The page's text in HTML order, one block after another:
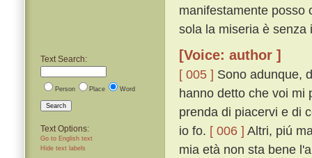
Text Search:
Person Place Word
Search
Text Options:
Go to English text
Hide text labels
manifestamente posso
sola la miseria è senza
[Voice: author ]
[ 005 ] Sono adunque,
hanno detto che voi mi
prenda di piacervi e di
io fo. [ 006 ] Altri, piú
mia età non sta bene